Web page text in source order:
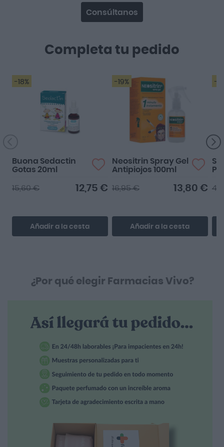
Completa tu pedido
-18%
Buona Sedactin
Gotas 20ml
12,75 €
15,60 €
Añadir a la cesta
-19%
Neositrin Spray Gel
Antipiojos 100ml
13,80 €
16,95 €
Añadir a la cesta
-
Consúltanos
¿Por qué elegir Farmacias Vivo?